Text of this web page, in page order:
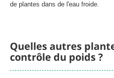
de plantes dans de l'eau froide.
Quelles autres
contrôle du poids ?